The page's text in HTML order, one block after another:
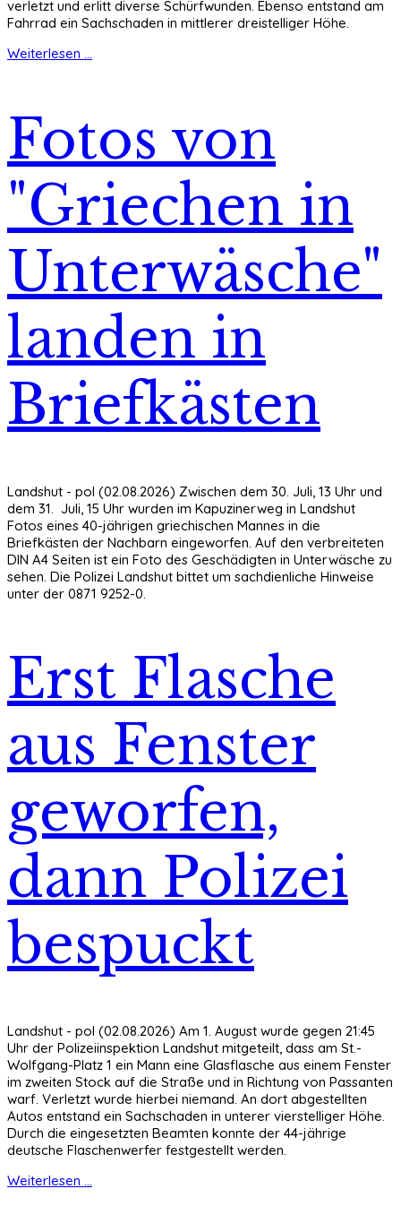
verletzt und erlitt diverse Schürfwunden. Ebenso entstand am
Fahrrad ein Sachschaden in mittlerer dreistelliger Höhe.
Weiterlesen ...
Fotos von
"Griechen in
Unterwäsche"
landen in
Briefkästen
Landshut - pol (02.08.2026) Zwischen dem 30. Juli, 13 Uhr und
dem 31. Juli, 15 Uhr wurden im Kapuzinerweg in Landshut
Fotos eines 40-jährigen griechischen Mannes in die
Briefkästen der Nachbarn eingeworfen. Auf den verbreiteten
DIN A4 Seiten ist ein Foto des Geschädigten in Unterwäsche zu
sehen. Die Polizei Landshut bittet um sachdienliche Hinweise
unter der 0871 9252-0.
Erst Flasche
aus Fenster
geworfen,
dann Polizei
bespuckt
Landshut - pol (02.08.2026) Am 1. August wurde gegen 21:45
Uhr der Polizeiinspektion Landshut mitgeteilt, dass am St.-
Wolfgang-Platz 1 ein Mann eine Glasflasche aus einem Fenster
im zweiten Stock auf die Straße und in Richtung von Passanten
warf. Verletzt wurde hierbei niemand. An dort abgestellten
Autos entstand ein Sachschaden in unterer vierstelliger Höhe.
Durch die eingesetzten Beamten konnte der 44-jährige
deutsche Flaschenwerfer festgestellt werden.
Weiterlesen ...